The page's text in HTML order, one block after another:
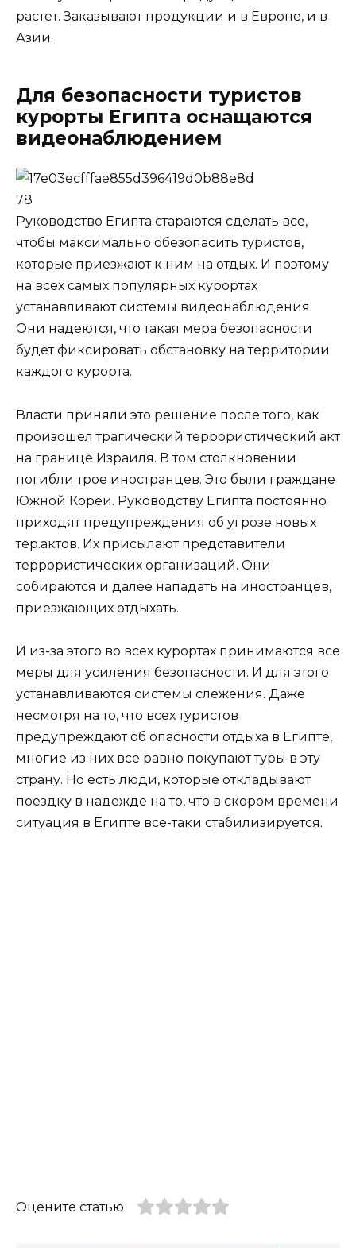
растет. Заказывают продукции и в Европе, и в
Азии.
Для безопасности туристов
курорты Египта оснащаются
видеонаблюдением
Руководство Египта стараются сделать все,
чтобы максимально обезопасить туристов,
которые приезжают к ним на отдых. И поэтому
на всех самых популярных курортах
устанавливают системы видеонаблюдения.
Они надеются, что такая мера безопасности
будет фиксировать обстановку на территории
каждого курорта.
Власти приняли это решение после того, как
произошел трагический террористический акт
на границе Израиля. В том столкновении
погибли трое иностранцев. Это были граждане
Южной Кореи. Руководству Египта постоянно
приходят предупреждения об угрозе новых
тер.актов. Их присылают представители
террористических организаций. Они
собираются и далее нападать на иностранцев,
приезжающих отдыхать.
И из-за этого во всех курортах принимаются все
меры для усиления безопасности. И для этого
устанавливаются системы слежения. Даже
несмотря на то, что всех туристов
предупреждают об опасности отдыха в Египте,
многие из них все равно покупают туры в эту
страну. Но есть люди, которые откладывают
поездку в надежде на то, что в скором времени
ситуация в Египте все-таки стабилизируется.
Оцените статью